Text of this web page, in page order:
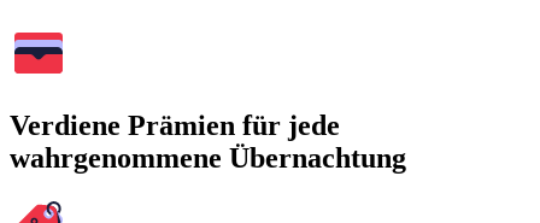
Verdiene Prämien für jede
wahrgenommene Übernachtung